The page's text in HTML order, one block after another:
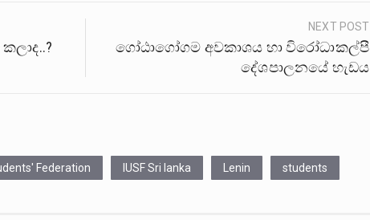
NEXT POST
ගෝඨාගෝගම අවකාශය හා විරෝධාකල්පී
දේශපාලනයේ හැඩය
Federation IUSF Sri lanka Lenin students